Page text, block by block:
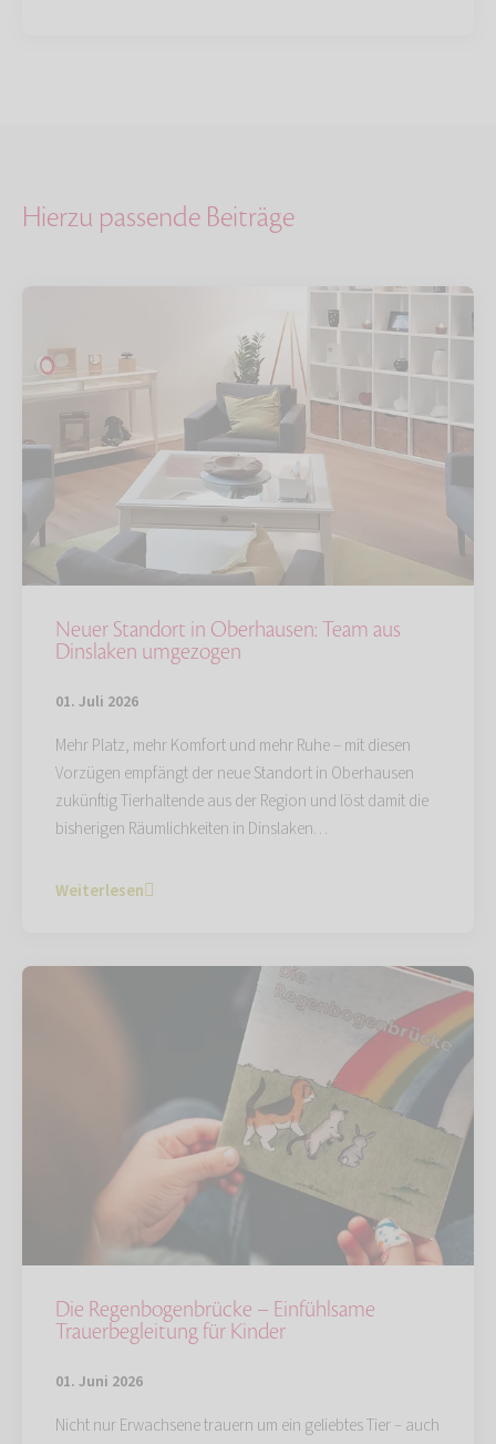
Hierzu passende Beiträge
Neuer Standort in Oberhausen: Team aus
Dinslaken umgezogen
01. Juli 2026
Mehr Platz, mehr Komfort und mehr Ruhe – mit diesen
Vorzügen empfängt der neue Standort in Oberhausen
zukünftig Tierhaltende aus der Region und löst damit die
bisherigen Räumlichkeiten in Dinslaken…
Weiterlesen
Die Regenbogenbrücke – Einfühlsame
Trauerbegleitung für Kinder
01. Juni 2026
Nicht nur Erwachsene trauern um ein geliebtes Tier – auch